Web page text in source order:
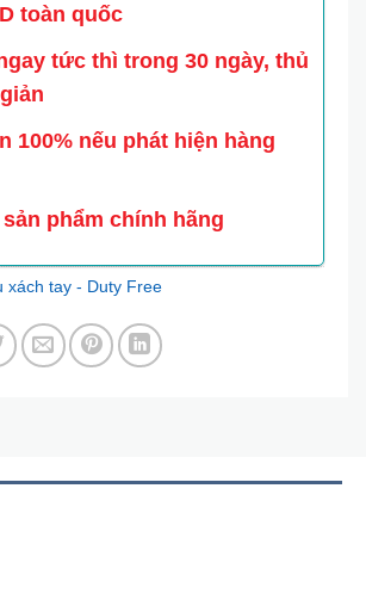
toàn quốc
tức thì trong 30 ngày, thủ
100% nếu phát hiện hàng
phẩm chính hãng
xách tay - Duty Free